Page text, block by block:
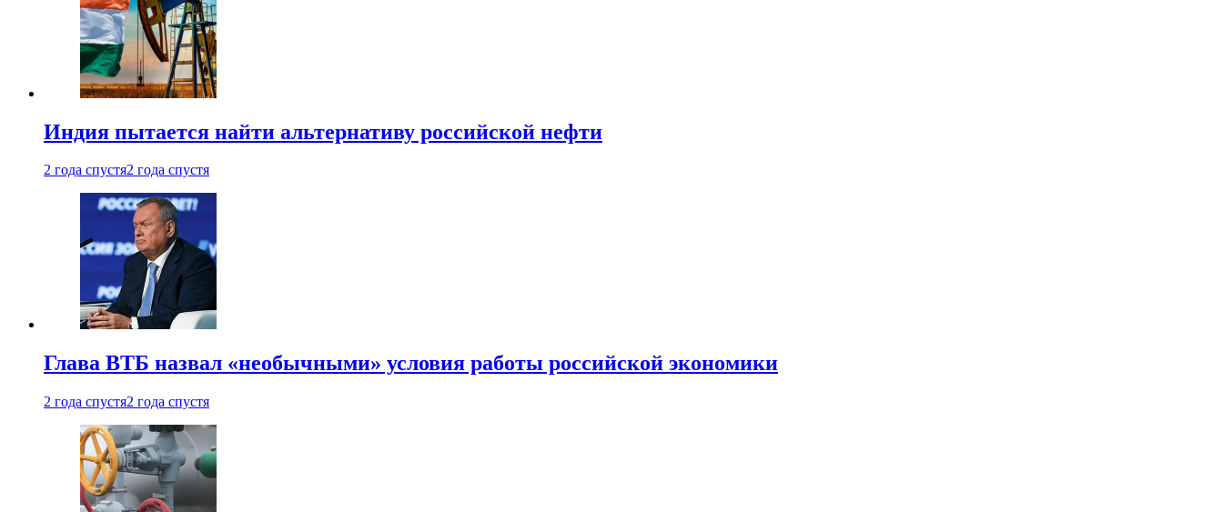
Индия пытается найти альтернативу российской нефти
2 года спустя2 года спустя
Глава ВТБ назвал «необычными» условия работы российской экономики
2 года спустя2 года спустя